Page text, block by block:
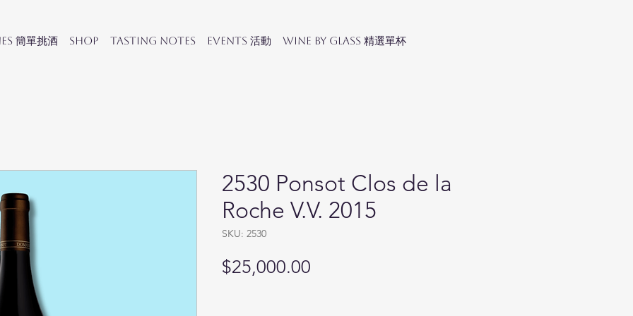
簡單挑酒 SHOP Tasting Notes Events 活動 Wine by Glass 精選單杯
2530 Ponsot Clos de la
Roche V.V. 2015
SKU: 2530
$25,000.00